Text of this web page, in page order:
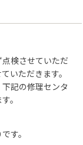
検させていただ
いただきます。
記の修理センタ
。
す。